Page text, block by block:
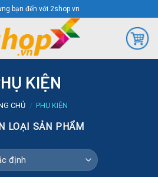
bạn đến với 2shop.vn
KIỆN
CHỦ / PHỤ KIỆN
LOẠI SẢN PHẨM